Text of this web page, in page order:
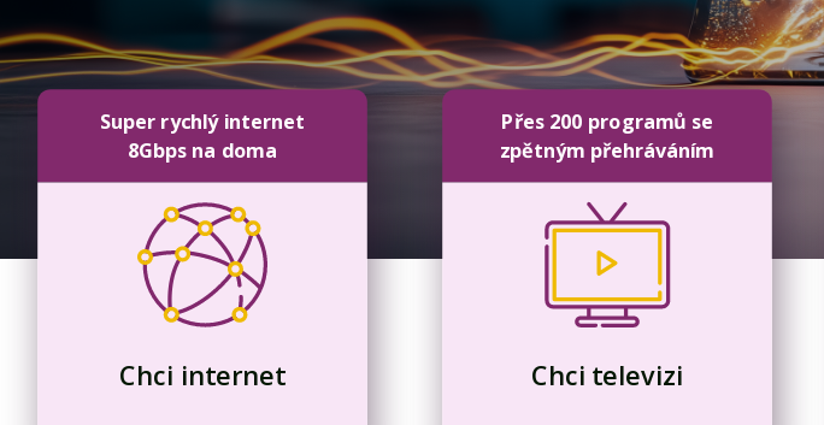
Super rychlý internet
8Gbps na doma
Chci internet
Přes 200 programů se
zpětným přehráváním
Chci televizi